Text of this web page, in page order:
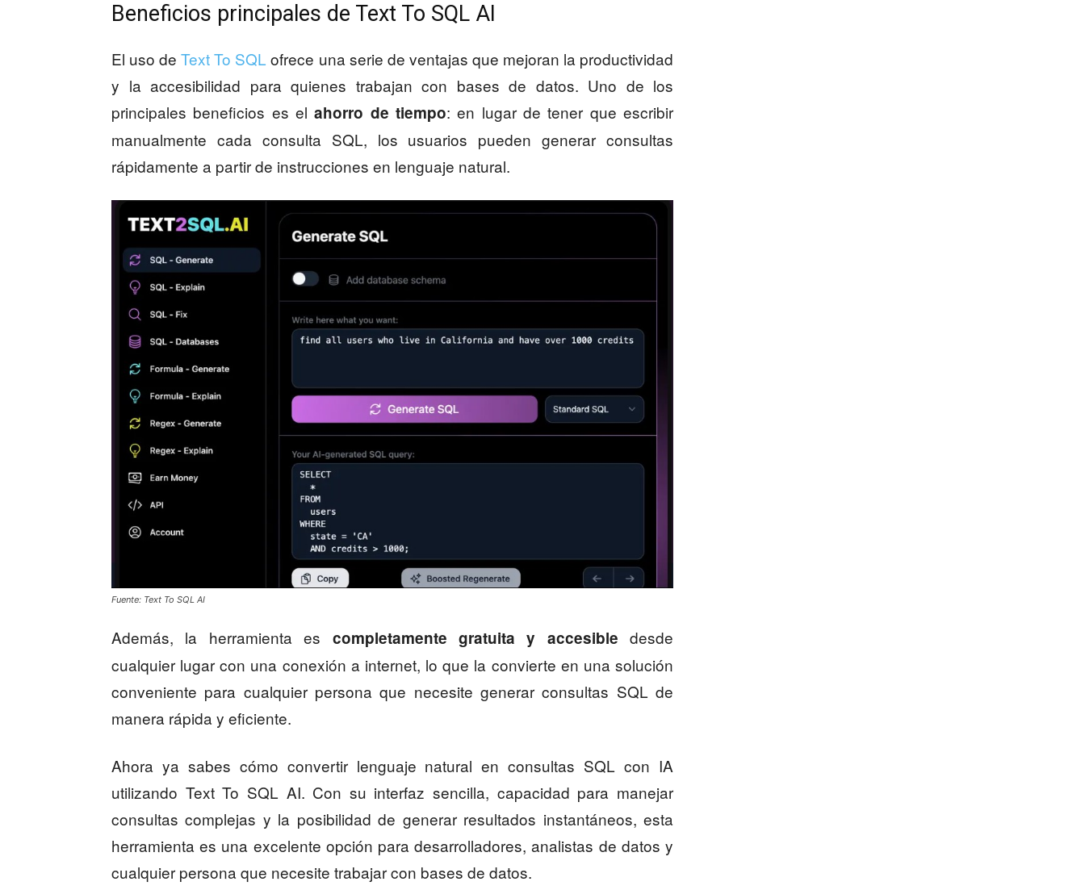
Beneficios principales de Text To SQL AI
El uso deText To SQL ofrece una serie de ventajas que mejoran la productividad
y la accesibilidad para quienes trabajan con bases de datos. Uno de los
principales beneficios es elahorro de tiempo: en lugar de tener que escribir
manualmente cada consulta SQL, los usuarios pueden generar consultas
rápidamente a partir de instrucciones en lenguaje natural.
Fuente: Text To SQL AI
Además, la herramienta es completamente gratuita y accesible desde
cualquier lugar con una conexión a internet, lo que la convierte en una solución
conveniente para cualquier persona que necesite generar consultas SQL de
manera rápida y eficiente.
Ahora ya sabes cómo convertir lenguaje natural en consultas SQL con IA
utilizando Text To SQL AI. Con su interfaz sencilla, capacidad para manejar
consultas complejas y la posibilidad de generar resultados instantáneos, esta
herramienta es una excelente opción para desarrolladores, analistas de datos y
cualquier persona que necesite trabajar con bases de datos.